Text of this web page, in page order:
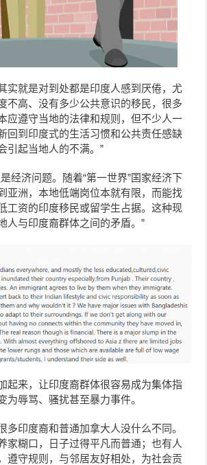
实就是对到处都是印度人感到厌倦，尤
不高、没有多少公共意识的移民，很多
应遵守当地的法律和规则，但不少人一
回到印度式的生活习惯和公共责任感缺
引起当地人的不满。”
经济问题。随着“第一世界”国家经济下
亚洲，本地低端岗位本就有限，而能找
工资的印度移民或留学生占据。这种现
人与印度裔群体之间的矛盾。”
起来，让印度裔群体很容易成为集体指
为辱骂、骚扰甚至暴力事件。
多印度裔和普通加拿大人没什么不同。
家糊口，日子过得平凡而普通；也有人
遵守规则，与邻居友好相处，为社会贡